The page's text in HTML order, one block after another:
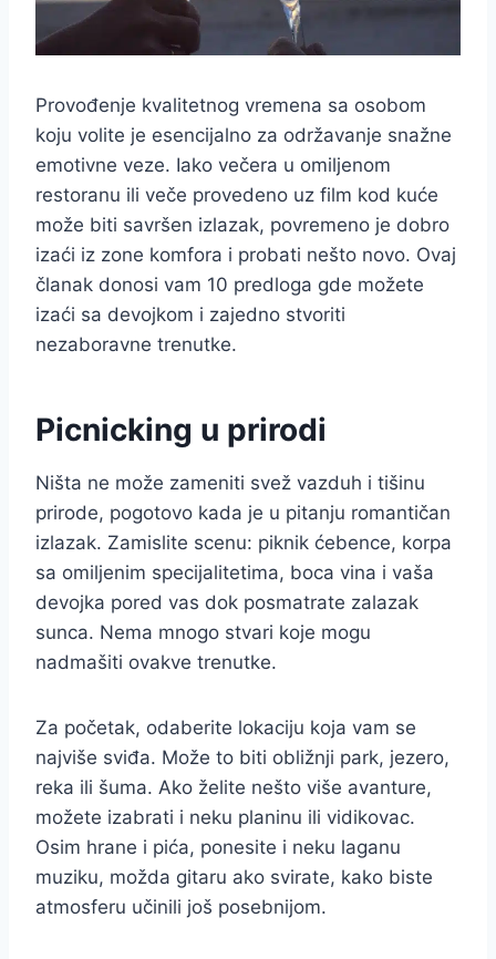
Provođenje kvalitetnog vremena sa osobom
koju volite je esencijalno za održavanje snažne
emotivne veze. Iako večera u omiljenom
restoranu ili veče provedeno uz film kod kuće
može biti savršen izlazak, povremeno je dobro
izaći iz zone komfora i probati nešto novo. Ovaj
članak donosi vam 10 predloga gde možete
izaći sa devojkom i zajedno stvoriti
nezaboravne trenutke.
Picnicking u prirodi
Ništa ne može zameniti svež vazduh i tišinu
prirode, pogotovo kada je u pitanju romantičan
izlazak. Zamislite scenu: piknik ćebence, korpa
sa omiljenim specijalitetima, boca vina i vaša
devojka pored vas dok posmatrate zalazak
sunca. Nema mnogo stvari koje mogu
nadmašiti ovakve trenutke.
Za početak, odaberite lokaciju koja vam se
najviše sviđa. Može to biti obližnji park, jezero,
reka ili šuma. Ako želite nešto više avanture,
možete izabrati i neku planinu ili vidikovac.
Osim hrane i pića, ponesite i neku laganu
muziku, možda gitaru ako svirate, kako biste
atmosferu učinili još posebnijom.